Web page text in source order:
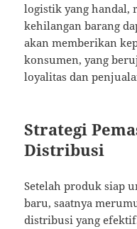
logistik yang handal,
kehilangan barang
akan memberikan
konsumen, yang
loyalitas dan
Strategi
Distribusi
Setelah produk siap
baru, saatnya
distribusi yang